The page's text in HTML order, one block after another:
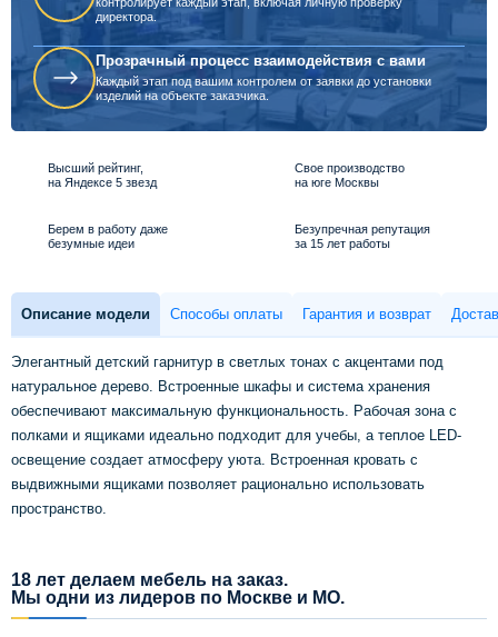
директора.
Прозрачный процесс взаимодействия с вами
Каждый этап под вашим контролем от заявки до установки
изделий на объекте заказчика.
Высший рейтинг,
на Яндексе 5 звезд
Свое производство
на юге Москвы
Берем в работу даже
безумные идеи
Безупречная репутация
за 15 лет работы
Описание модели Способы оплаты Гарантия и возврат
Элегантный детский гарнитур в светлых тонах с акцентами под
натуральное дерево. Встроенные шкафы и система хранения
обеспечивают максимальную функциональность. Рабочая зона с
полками и ящиками идеально подходит для учебы, а теплое LED-
освещение создает атмосферу уюта. Встроенная кровать с
выдвижными ящиками позволяет рационально использовать
пространство.
18 лет делаем мебель на заказ.
Мы одни из лидеров по Москве и МО.